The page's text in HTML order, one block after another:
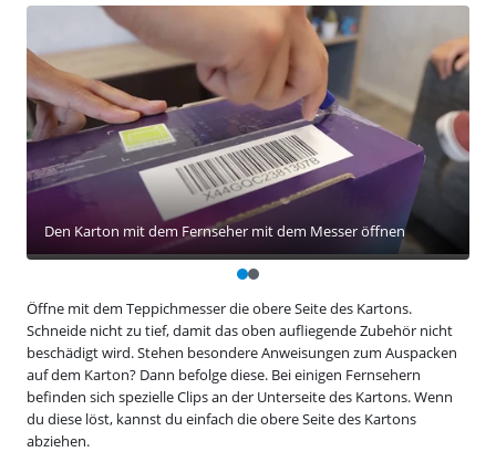
Öffne mit dem Teppichmesser die obere Seite des Kartons.
Schneide nicht zu tief, damit das oben aufliegende Zubehör nicht
beschädigt wird. Stehen besondere Anweisungen zum Auspacken
auf dem Karton? Dann befolge diese. Bei einigen Fernsehern
befinden sich spezielle Clips an der Unterseite des Kartons. Wenn
du diese löst, kannst du einfach die obere Seite des Kartons
abziehen.
Den Karton mit dem Fernseher mit dem Messer öffnen